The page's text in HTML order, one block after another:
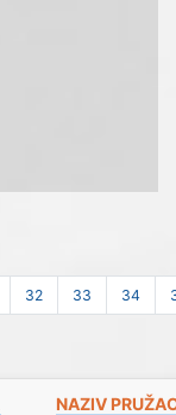
32 33 34
NAZIV